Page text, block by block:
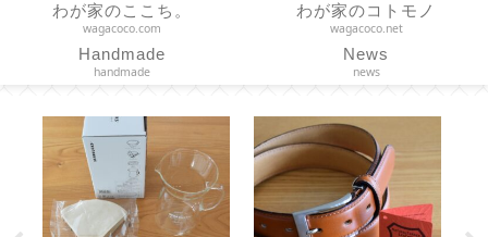
わが家のここち。
wagacoco.com
わが家のコトモノ
wagacoco.net
Handmade
handmade
News
news